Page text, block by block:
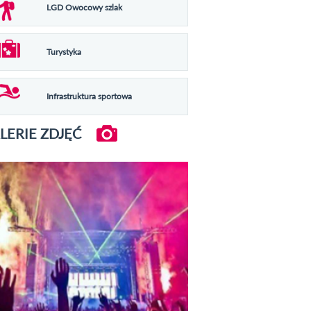
LGD Owocowy szlak
Turystyka
Infrastruktura sportowa
ZDJĘĆ